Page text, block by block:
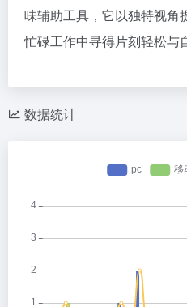
味辅助工具，它以独特视角
忙碌工作中寻得片刻轻松与
数据统计